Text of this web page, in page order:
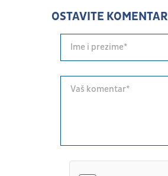
OSTAVITE KOMENTAR